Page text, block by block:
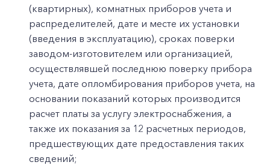
(квартирных), комнатных приборов учета и
распределителей, дате и месте их установки
(введения в эксплуатацию), сроках поверки
заводом-изготовителем или организацией,
осуществлявшей последнюю поверку прибора
учета, дате опломбирования приборов учета, на
основании показаний которых производится
расчет платы за услугу электроснабжения, а
также их показания за 12 расчетных периодов,
предшествующих дате предоставления таких
сведений;